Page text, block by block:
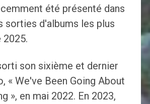
été présenté dans
sorties d'albums les plus
2025.
son sixième et dernier
« We've Been Going About
», en mai 2022. En 2023,